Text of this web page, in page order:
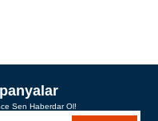
Sen Haberdar Ol!